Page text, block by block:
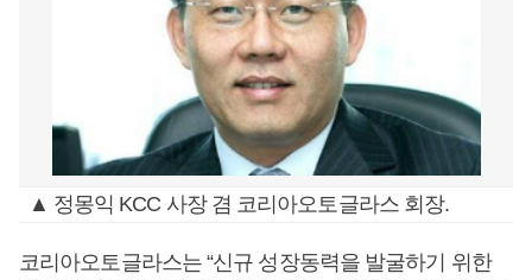
▲ 정몽익 KCC 사장 겸 코리아오토글라스 회장.
코리아오토글라스는 “신규 성장동력을 발굴하기 위한